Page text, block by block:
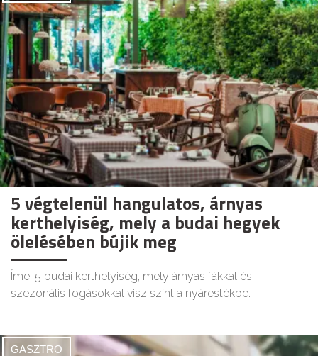
5 végtelenül hangulatos, árnyas
kerthelyiség, mely a budai hegyek
ölelésében bújik meg
Íme, 5 budai kerthelyiség, mely árnyas fákkal és
szezonális fogásokkal visz színt a nyárestékbe.
GASZTRO